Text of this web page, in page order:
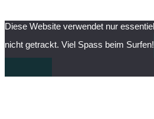
Diese Website verwendet nur
nicht getrackt. Viel Spass beim Surfen!